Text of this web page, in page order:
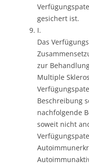
gesichert ist.
I.
Das
zur
Multiple
Beschreibung
nachfolgende
soweit nicht